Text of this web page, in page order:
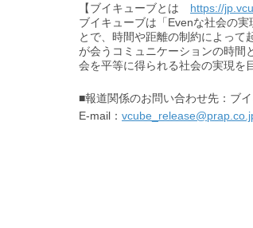
【ブイキューブとは https://
ブイキューブは「Evenな社会の
とで、時間や距離の制約によって
が会うコミュニケーションの時間
会を平等に得られる社会の実現を
■報道関係のお問い合わせ先：ブ
E-mail：